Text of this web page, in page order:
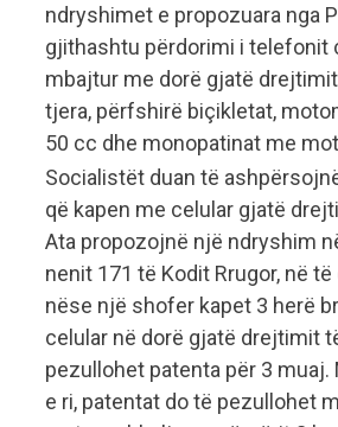
ndryshimet e propozuara nga
gjithashtu përdorimi i telefonit
mbajtur me dorë gjatë
tjera, përfshirë biçikletat,
50 cc dhe monopatinat me
Socialistët duan të
që kapen me celular gjatë
Ata propozojnë një ndryshim
nenit 171 të Kodit Rrugor, në
nëse një shofer kapet 3 herë
celular në dorë gjatë drejtimit
pezullohet patenta për 3 muaj.
e ri, patentat do të pezullohet